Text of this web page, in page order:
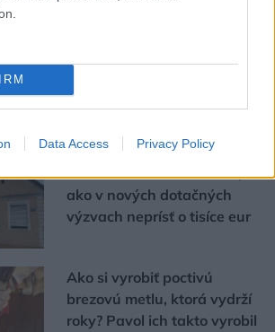
Data Access Privacy Policy
Chystáte sa zatepľovať
alebo meniť kotol? Návod,
ako v nových dotačných
výzvach neprísť o tisíce eur
Ako si vyrobiť poctivú
brezovú metlu, ktorá vydrží
roky? Pavol ich takto vyrobil